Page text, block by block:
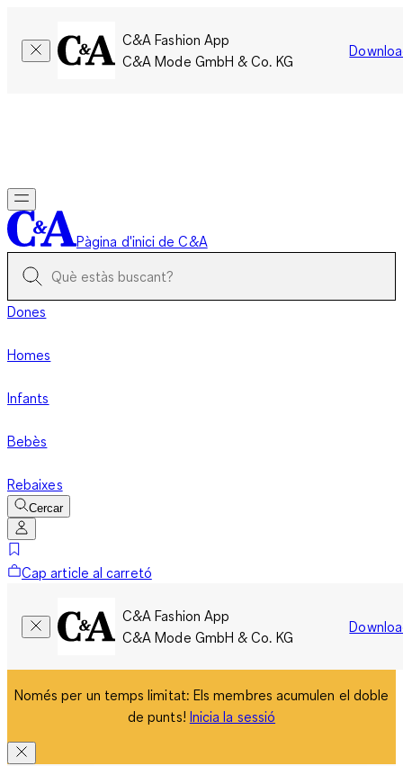
C&A Fashion App
C&A Mode GmbH & Co. KG
Pàgina d'inici de C&A
Dones
Homes
Infants
Bebès
Rebaixes
Cercar
Cap article al carretó
C&A Fashion App
C&A Mode GmbH & Co. KG
Només per un temps limitat: Els membres acumulen el doble
de punts! Inicia la sessió